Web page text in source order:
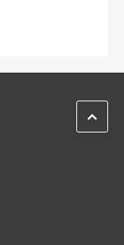
kartě
ZPĚT